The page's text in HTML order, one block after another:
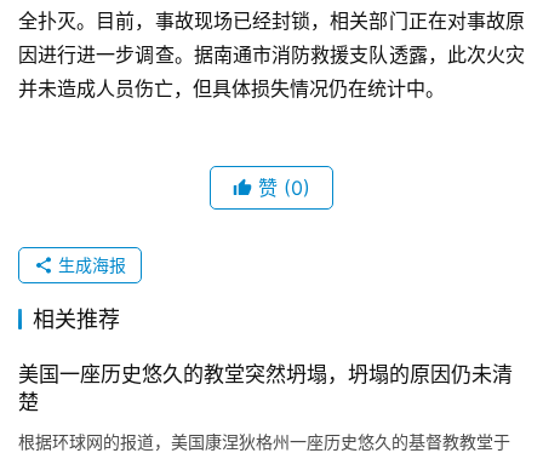
全扑灭。目前，事故现场已经封锁，相关部门正在对事故原
因进行进一步调查。据南通市消防救援支队透露，此次火灾
并未造成人员伤亡，但具体损失情况仍在统计中。
赞 (0)
生成海报
相关推荐
美国一座历史悠久的教堂突然坍塌，坍塌的原因仍未清
楚
根据环球网的报道，美国康涅狄格州一座历史悠久的基督教教堂于